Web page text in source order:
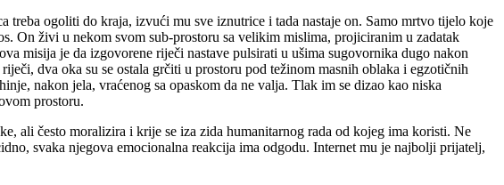
ogoliti do kraja, izvući mu sve iznutrice i tada nastaje on. Samo mrtvo tijelo koje
On živi u nekom svom sub-prostoru sa velikim mislima, projiciranim u zadatak
misija je da izgovorene riječi nastave pulsirati u ušima sugovornika dugo nakon
dva oka su se ostala grčiti u prostoru pod težinom masnih oblaka i egzotičnih
nakon jela, vraćenog sa opaskom da ne valja. Tlak im se dizao kao niska
prostoru.
ali često moralizira i krije se iza zida humanitarnog rada od kojeg ima koristi. Ne
svaka njegova emocionalna reakcija ima odgodu. Internet mu je najbolji prijatelj,